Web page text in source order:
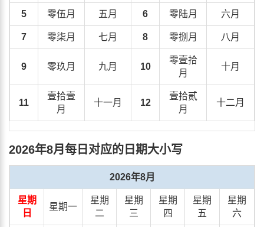
5 零伍月 五月 6 零陆月 六月
7 零柒月 七月 8 零捌月 八月
9 零玖月 九月 10
零壹拾
月
十月
11
壹拾壹
月
十一月 12
壹拾贰
月
十二月
2026年8月每日对应的日期大小写
2026年8月
星期
日
星期一
星期
二
星期
三
星期
四
星期
五
星期
六